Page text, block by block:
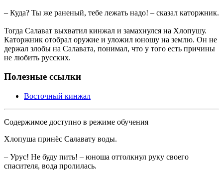
– Куда? Ты же раненый, тебе лежать надо! – сказал каторжник.
Тогда Салават выхватил кинжал и замахнулся на Хлопушу.
Каторжник отобрал оружие и уложил юношу на землю. Он не
держал злобы на Салавата, понимал, что у того есть причины
не любить русских.
Полезные ссылки
Восточный кинжал
Содержимое доступно в режиме обучения
Хлопуша принёс Салавату воды.
– Урус! Не буду пить! – юноша оттолкнул руку своего
спасителя, вода пролилась.